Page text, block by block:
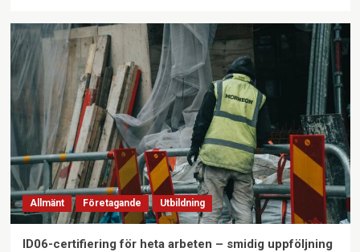
Allmänt Företagande Utbildning
ID06-certifiering för heta arbeten – smidig uppföljning